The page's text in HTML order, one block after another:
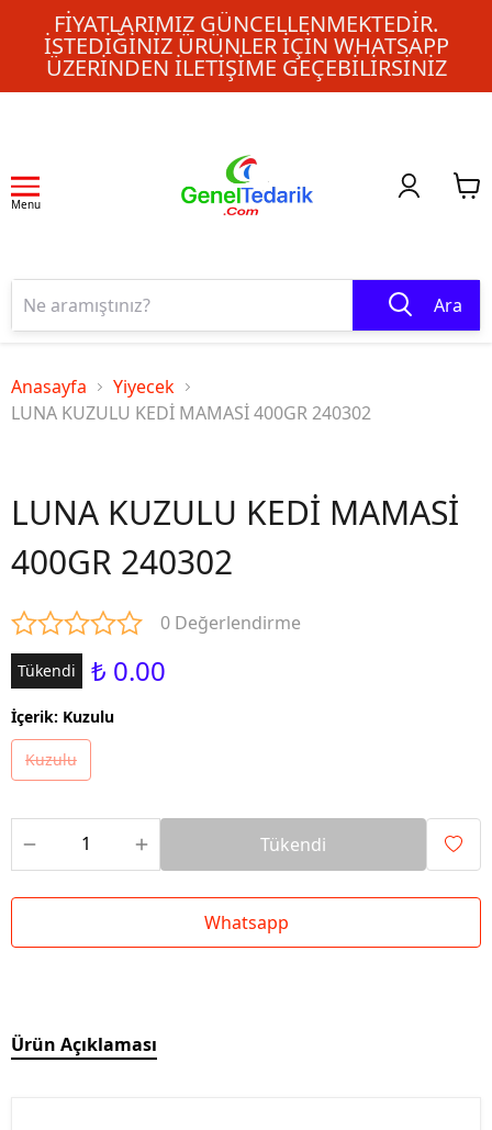
FIYATLARIMIZ GÜNCELLENMEKTEDIR.
İSTEDIĞINIZ ÜRÜNLER IÇIN WHATSAPP
ÜZERINDEN ILETIŞIME GEÇEBILIRSINIZ
Menu
Ara
Anasayfa
Yiyecek
LUNA KUZULU KEDİ MAMASİ 400GR 240302
LUNA KUZULU KEDİ MAMASİ
400GR 240302
0 Değerlendirme
Tükendi ₺ 0.00
İçerik: Kuzulu
Kuzulu
Tükendi
Whatsapp
Ürün Açıklaması